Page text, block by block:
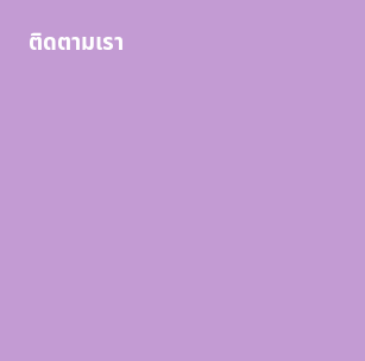
ติดตามเรา